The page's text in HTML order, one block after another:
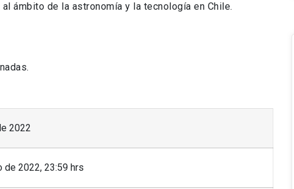
ámbito de la astronomía y la tecnología en Chile.
2022
2022, 23:59 hrs